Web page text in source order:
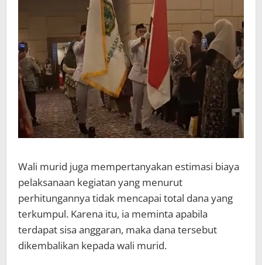
Wali murid juga mempertanyakan estimasi biaya
pelaksanaan kegiatan yang menurut
perhitungannya tidak mencapai total dana yang
terkumpul. Karena itu, ia meminta apabila
terdapat sisa anggaran, maka dana tersebut
dikembalikan kepada wali murid.